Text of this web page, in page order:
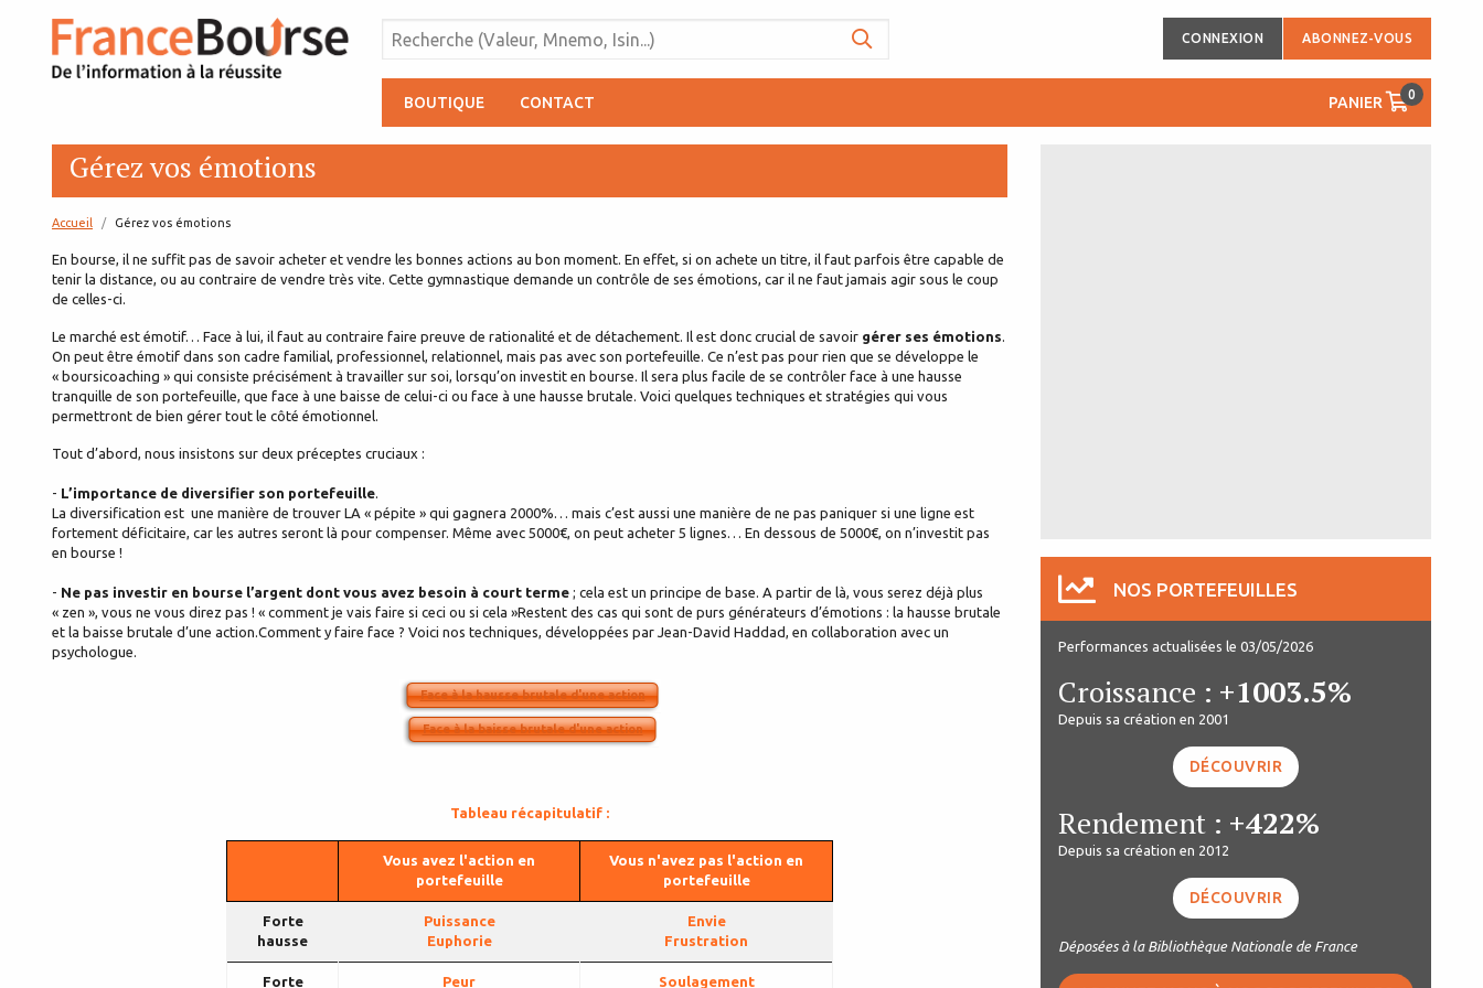
CONNEXION ABONNEZ-VOUS
BOUTIQUE CONTACT PANIER 0
Gérez vos émotions
Accueil page:
Gérez vos émotions
En bourse, il ne suffit pas de savoir acheter et vendre les bonnes actions au bon moment. En effet, si on achete un titre, il faut parfois être capable de
tenir la distance, ou au contraire de vendre très vite. Cette gymnastique demande un contrôle de ses émotions, car il ne faut jamais agir sous le coup
de celles-ci.
Le marché est émotif… Face à lui, il faut au contraire faire preuve de rationalité et de détachement. Il est donc crucial de savoir gérer ses émotions.
On peut être émotif dans son cadre familial, professionnel, relationnel, mais pas avec son portefeuille. Ce n’est pas pour rien que se développe le
« boursicoaching » qui consiste précisément à travailler sur soi, lorsqu’on investit en bourse. Il sera plus facile de se contrôler face à une hausse
tranquille de son portefeuille, que face à une baisse de celui-ci ou face à une hausse brutale. Voici quelques techniques et stratégies qui vous
permettront de bien gérer tout le côté émotionnel.
Tout d’abord, nous insistons sur deux préceptes cruciaux :
- L’importance de diversifier son portefeuille.
La diversification est une manière de trouver LA « pépite » qui gagnera 2000%… mais c’est aussi une manière de ne pas paniquer si une ligne est
fortement déficitaire, car les autres seront là pour compenser. Même avec 5000€, on peut acheter 5 lignes… En dessous de 5000€, on n’investit pas
en bourse !
- Ne pas investir en bourse l’argent dont vous avez besoin à court terme ; cela est un principe de base. A partir de là, vous serez déjà plus
« zen », vous ne vous direz pas ! « comment je vais faire si ceci ou si cela »Restent des cas qui sont de purs générateurs d’émotions : la hausse brutale
et la baisse brutale d’une action.Comment y faire face ? Voici nos techniques, développées par Jean-David Haddad, en collaboration avec un
psychologue.
Face à la hausse brutale d'une action
Face à la baisse brutale d'une action
Tableau récapitulatif :
Vous avez l'action en
portefeuille
Vous n'avez pas l'action en
portefeuille
Forte
hausse
Puissance
Euphorie
Envie
Frustration
Forte
Peur
Soulagement
NOS PORTEFEUILLES
Performances actualisées le 03/05/2026
Croissance : +1003.5%
Depuis sa création en 2001
DÉCOUVRIR
Rendement : +422%
Depuis sa création en 2012
DÉCOUVRIR
Déposées à la Bibliothèque Nationale de France